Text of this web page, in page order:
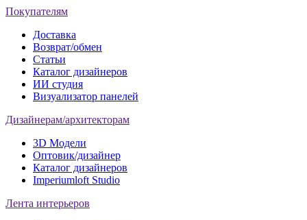
Покупателям
Доставка
Возврат/обмен
Статьи
Каталог дизайнеров
ИИ студия
Визуализатор панелей
Дизайнерам/архитекторам
3D Модели
Оптовик/дизайнер
Каталог дизайнеров
Imperiumloft Studio
Лента интерьеров